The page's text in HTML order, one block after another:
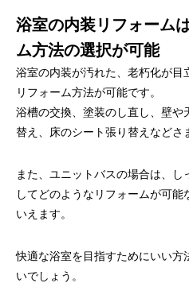
浴室の内装リフォーム
ム方法の選択が可能
浴室の内装が汚れた、老朽化が目
リフォーム方法が可能です。
浴槽の交換、塗装のし直し、壁や
替え、床のシート張り替えなどさ
また、ユニットバスの場合は、
してどのようなリフォームが可能
いえます。
快適な浴室を目指すためにいい方
いでしょう。